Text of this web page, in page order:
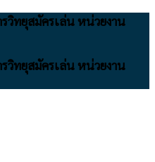
วิทยุสมัครเล่น หน่วยงาน
วิทยุสมัครเล่น หน่วยงาน